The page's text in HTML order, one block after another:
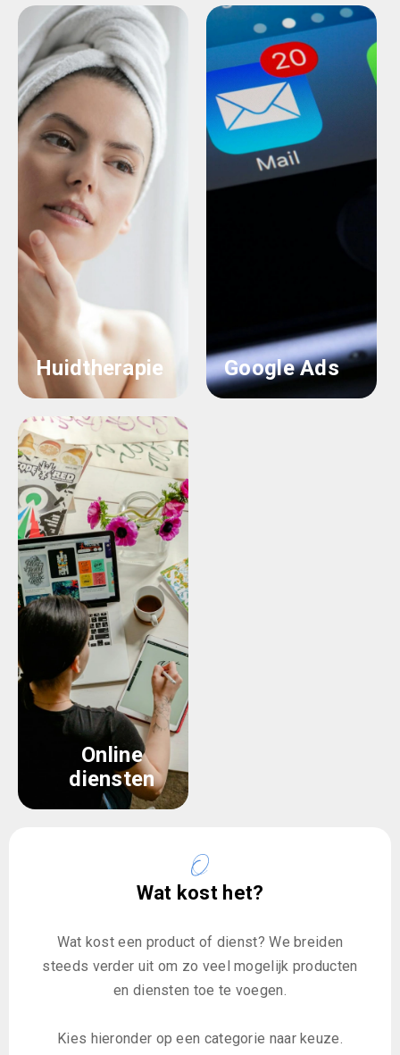
Huidtherapie Google Ads
Online
diensten
Wat kost het?
Wat kost een product of dienst? We breiden
steeds verder uit om zo veel mogelijk producten
en diensten toe te voegen.
Kies hieronder op een categorie naar keuze.